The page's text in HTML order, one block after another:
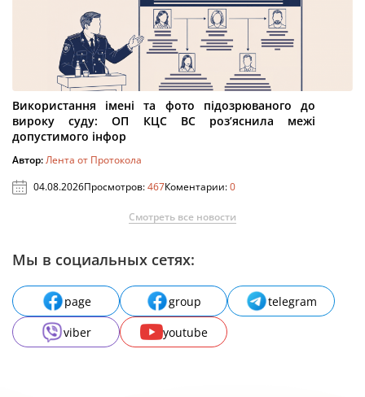
Використання імені та фото підозрюваного до
вироку суду: ОП КЦС ВС роз’яснила межі
допустимого інфор
Автор:Лента от Протокола
04.08.2026Просмотров:467Коментарии:0
Смотреть все новости
Мы в социальных сетях:
page group
telegram
viber
youtube